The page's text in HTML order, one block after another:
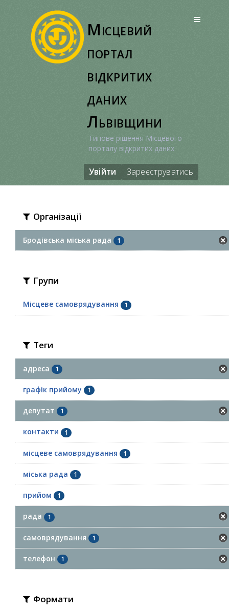
Місцевий
портал
відкритих
даних
Львівщини
Типове рішення Місцевого
порталу відкритих даних
Увійти Зареєструватись
Організації
Бродівська міська рада 1
Групи
Місцеве самоврядування 1
Теги
адреса 1
графік прийому 1
депутат 1
контакти 1
місцеве самоврядування 1
міська рада 1
прийом 1
рада 1
самоврядування 1
телефон 1
Формати